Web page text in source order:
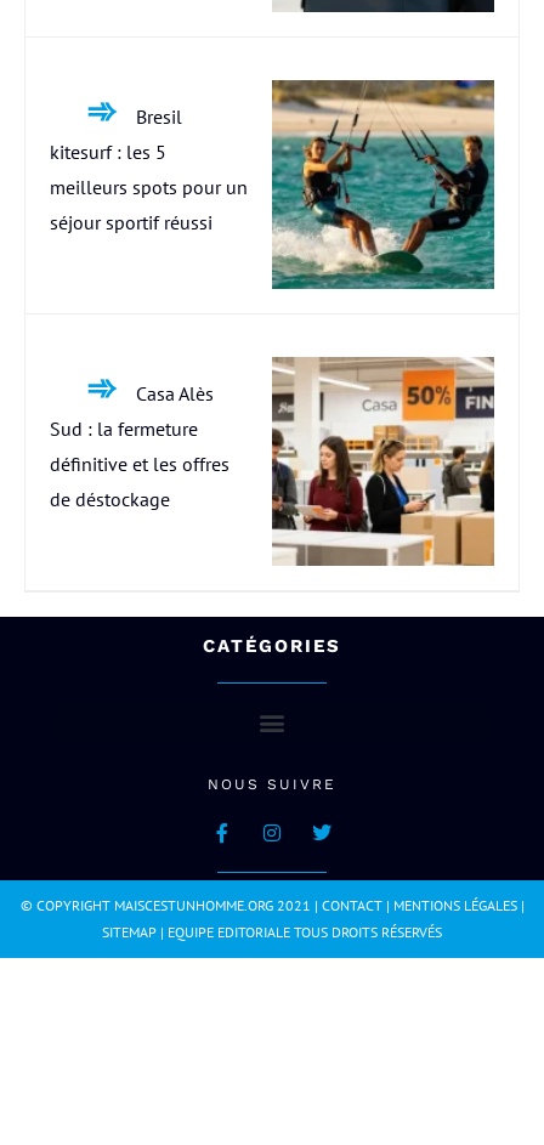
Bresil
kitesurf : les 5
meilleurs spots pour un
séjour sportif réussi
Casa Alès
Sud : la fermeture
définitive et les offres
de déstockage
CATÉGORIES
NOUS SUIVRE
© COPYRIGHT MAISCESTUNHOMME.ORG 2021 | CONTACT| MENTIONS LÉGALES|
SITEMAP | EQUIPE EDITORIALE TOUS DROITS RÉSERVÉS